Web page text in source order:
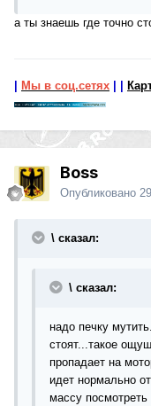
а ты знаешь где точно
Мы в соц.сетях
Boss
Опубликовано
\ сказал:
\ сказал:
надо печку
стоят...такое
пропадает на
идет нормально
массу посмотреть